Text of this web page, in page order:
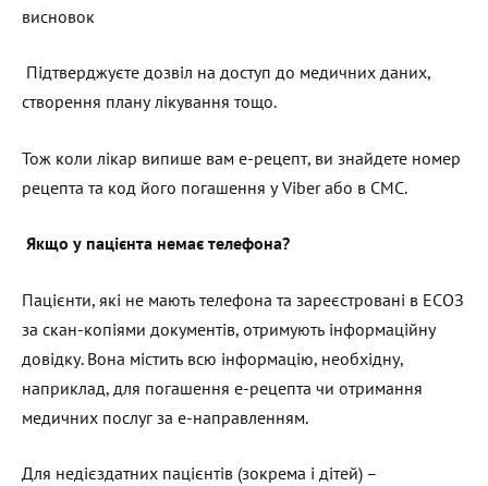
висновок
Підтверджуєте дозвіл на доступ до медичних даних,
створення плану лікування тощо.
Тож коли лікар випише вам е-рецепт, ви знайдете номер
рецепта та код його погашення у Viber або в СМС.
Якщо у пацієнта немає телефона?
Пацієнти, які не мають телефона та зареєстровані в ЕСОЗ
за скан-копіями документів, отримують інформаційну
довідку. Вона містить всю інформацію, необхідну,
наприклад, для погашення е-рецепта чи отримання
медичних послуг за е-направленням.
Для недієздатних пацієнтів (зокрема і дітей) –